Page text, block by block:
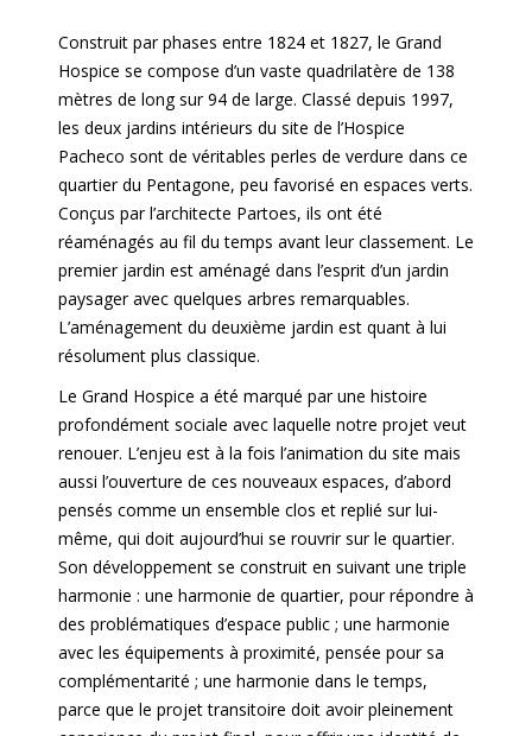
Construit par phases entre 1824 et 1827, le Grand
Hospice se compose d’un vaste quadrilatère de 138
mètres de long sur 94 de large. Classé depuis 1997,
les deux jardins intérieurs du site de l’Hospice
Pacheco sont de véritables perles de verdure dans ce
quartier du Pentagone, peu favorisé en espaces verts.
Conçus par l’architecte Partoes, ils ont été
réaménagés au fil du temps avant leur classement. Le
premier jardin est aménagé dans l’esprit d’un jardin
paysager avec quelques arbres remarquables.
L’aménagement du deuxième jardin est quant à lui
résolument plus classique.
Le Grand Hospice a été marqué par une histoire
profondément sociale avec laquelle notre projet veut
renouer. L’enjeu est à la fois l’animation du site mais
aussi l’ouverture de ces nouveaux espaces, d’abord
pensés comme un ensemble clos et replié sur lui-
même, qui doit aujourd’hui se rouvrir sur le quartier.
Son développement se construit en suivant une triple
harmonie : une harmonie de quartier, pour répondre à
des problématiques d’espace public ; une harmonie
avec les équipements à proximité, pensée pour sa
complémentarité ; une harmonie dans le temps,
parce que le projet transitoire doit avoir pleinement